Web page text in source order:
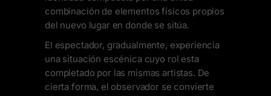
combinación de elementos físicos propios
del nuevo lugar en donde se sitúa.
El espectador, gradualmente, experiencia
una situación escénica cuyo rol esta
completado por las mismas artistas. De
cierta forma, el observador se convierte